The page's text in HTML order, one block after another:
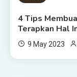
4 Tips
Terapkan Hal
9 May 2023